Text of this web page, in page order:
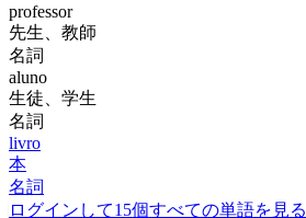
professor
先生、教師
名詞
aluno
生徒、学生
名詞
livro
本
名詞
ログインして15個すべての単語を見る